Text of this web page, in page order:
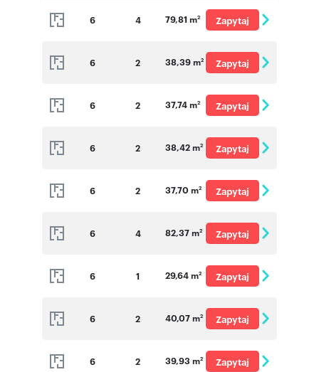
6 4 79,81 m2
Zapytaj
6 2 38,39 m2
Zapytaj
6 2 37,74 m2
Zapytaj
6 2 38,42 m2
Zapytaj
6 2 37,70 m2
Zapytaj
6 4 82,37 m2
Zapytaj
6 1 29,64 m2
Zapytaj
6 2 40,07 m2
Zapytaj
6 2 39,93 m2
Zapytaj